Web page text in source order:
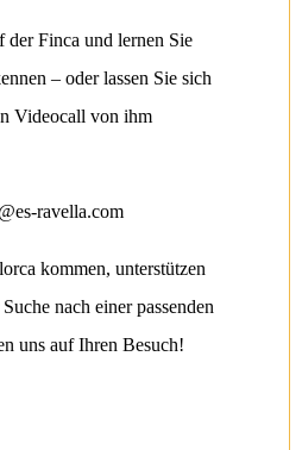
der Finca und lernen Sie
– oder lassen Sie sich
Videocall von ihm
ravella.com
kommen, unterstützen
nach einer passenden
uns auf Ihren Besuch!